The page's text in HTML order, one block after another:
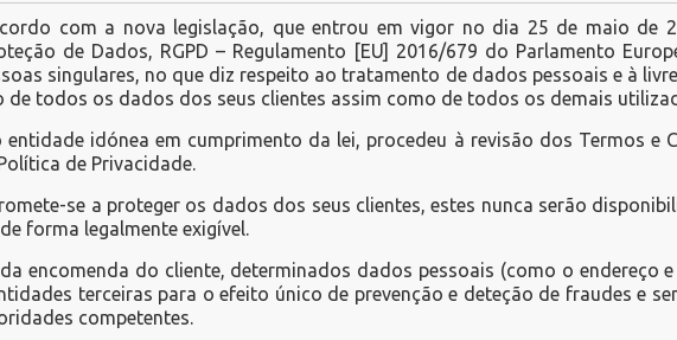
com a nova legislação, que entrou em vigor no dia 25 de maio de
de Dados, RGPD – Regulamento [EU] 2016/679 do Parlamento
singulares, no que diz respeito ao tratamento de dados pessoais e à
de todos os dados dos seus clientes assim como de todos os demais
entidade idónea em cumprimento da lei, procedeu à revisão dos Termos e
de Privacidade.
se a proteger os dados dos seus clientes, estes nunca serão
forma legalmente exigível.
encomenda do cliente, determinados dados pessoais (como o endereço
terceiras para o efeito único de prevenção e deteção de fraudes e
competentes.